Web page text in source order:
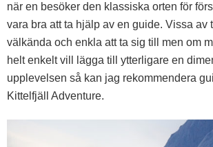
när en besöker den klassiska orten för
vara bra att ta hjälp av en guide. Vissa av
välkända och enkla att ta sig till men om
helt enkelt vill lägga till ytterligare en
upplevelsen så kan jag rekommendera
Kittelfjäll Adventure.